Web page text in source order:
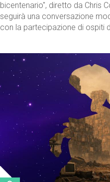
bicentenario", diretto da Chris
seguirà una conversazione
con la partecipazione di ospiti